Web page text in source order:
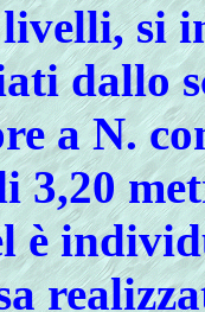
si
dallo
a N.
3,20
è